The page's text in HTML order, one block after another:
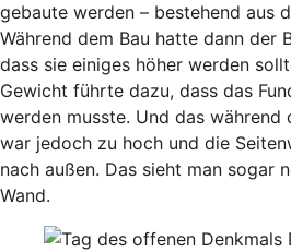
gebaute werden – bestehend aus
Während dem Bau hatte dann der
dass sie einiges höher werden
Gewicht führte dazu, dass das
werden musste. Und das während
war jedoch zu hoch und die
nach außen. Das sieht man sogar
Wand.